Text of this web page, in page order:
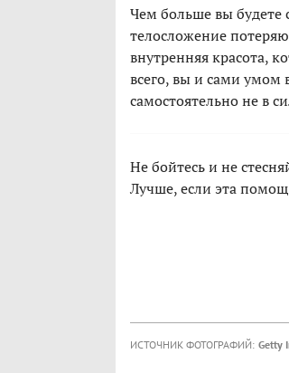
Чем больше вы будете
телосложение
внутренняя красота,
всего, вы и сами умом
самостоятельно не в
Не бойтесь и не
Лучше, если эта
ИСТОЧНИК ФОТОГРАФИЙ: Getty